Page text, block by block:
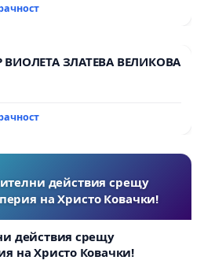
ЗЛАТЕВА ВЕЛИКОВА
действия срещу
на Христо Ковачки!
действия срещу
на Христо Ковачки!